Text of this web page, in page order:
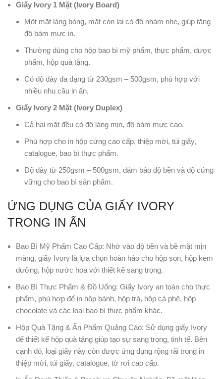
Giấy Ivory 1 Mặt (Ivory Board)
Một mặt láng bóng, mặt còn lại có độ nhám nhẹ, giúp tăng
độ bám mực in.
Thường dùng cho hộp bao bì mỹ phẩm, thực phẩm, dược
phẩm, hộp quà tặng.
Có độ dày đa dạng từ 230gsm – 500gsm, phù hợp với
nhiều nhu cầu in ấn.
Giấy Ivory 2 Mặt (Ivory Duplex)
Cả hai mặt đều có độ láng mịn, độ bám mực cao.
Phù hợp cho in hộp cứng cao cấp, thiệp mời, túi giấy,
catalogue, bao bì thực phẩm.
Độ dày từ 250gsm – 500gsm, đảm bảo độ bền và độ cứng
vững cho bao bì sản phẩm.
ỨNG DỤNG CỦA GIẤY IVORY
TRONG IN ẤN
Bao Bì Mỹ Phẩm Cao Cấp: Nhờ vào độ bền và bề mặt mịn
màng, giấy Ivory là lựa chọn hoàn hảo cho hộp son, hộp kem
dưỡng, hộp nước hoa với thiết kế sang trọng.
Bao Bì Thực Phẩm & Đồ Uống: Giấy Ivory an toàn cho thực
phẩm, phù hợp để in hộp bánh, hộp trà, hộp cà phê, hộp
chocolate và các loại bao bì thực phẩm khác.
Hộp Quà Tặng & Ấn Phẩm Quảng Cáo: Sử dụng giấy Ivory
để thiết kế hộp quà tặng giúp tạo sự sang trọng, tinh tế. Bên
cạnh đó, loại giấy này còn được ứng dụng rộng rãi trong in
thiệp mời, túi giấy, catalogue, tờ rơi cao cấp.